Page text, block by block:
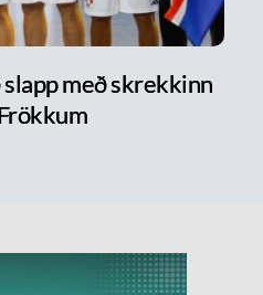
með skrekkinn